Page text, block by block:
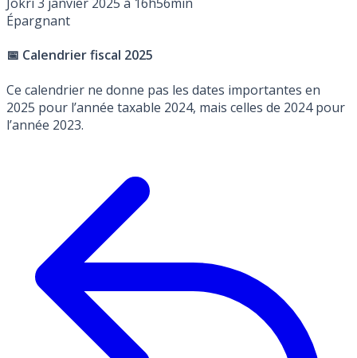
Épargnant
📅 Calendrier fiscal 2025
Ce calendrier ne donne pas les dates importantes en
2025 pour l’année taxable 2024, mais celles de 2024 pour
l’année 2023.